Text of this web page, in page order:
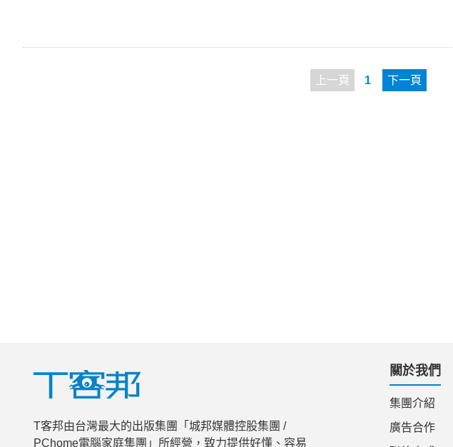
上一頁 1 下一頁
T客邦由台灣最大的出版集團「城邦媒體控股集團 /
PChome電腦家庭集團」所經營，致力提供好懂、容易
關於我們
集團介紹
廣告合作